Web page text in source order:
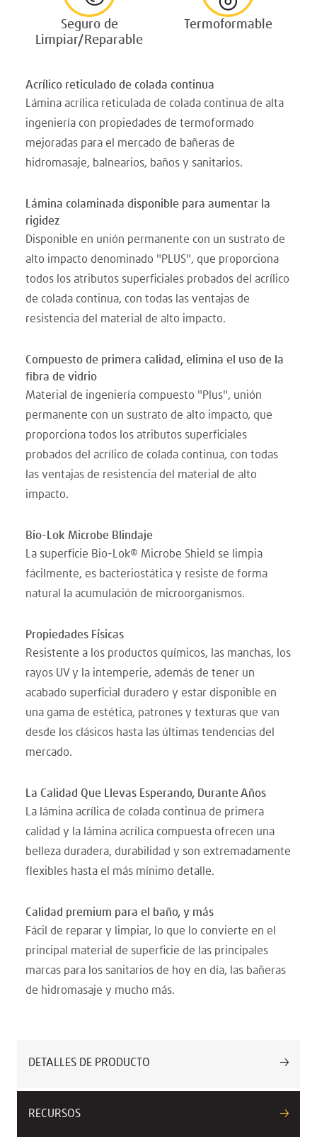
Seguro de
Limpiar/Reparable
Termoformable
Acrílico reticulado de colada continua
Lámina acrílica reticulada de colada continua de alta
ingeniería con propiedades de termoformado
mejoradas para el mercado de bañeras de
hidromasaje, balnearios, baños y sanitarios.
Lámina colaminada disponible para aumentar la
rigidez
Disponible en unión permanente con un sustrato de
alto impacto denominado "PLUS", que proporciona
todos los atributos superficiales probados del acrílico
de colada continua, con todas las ventajas de
resistencia del material de alto impacto.
Compuesto de primera calidad, elimina el uso de la
fibra de vidrio
Material de ingeniería compuesto "Plus", unión
permanente con un sustrato de alto impacto, que
proporciona todos los atributos superficiales
probados del acrílico de colada continua, con todas
las ventajas de resistencia del material de alto
impacto.
Bio-Lok Microbe Blindaje
La superficie Bio-Lok® Microbe Shield se limpia
fácilmente, es bacteriostática y resiste de forma
natural la acumulación de microorganismos.
Propiedades Físicas
Resistente a los productos químicos, las manchas, los
rayos UV y la intemperie, además de tener un
acabado superficial duradero y estar disponible en
una gama de estética, patrones y texturas que van
desde los clásicos hasta las últimas tendencias del
mercado.
La Calidad Que Llevas Esperando, Durante Años
La lámina acrílica de colada continua de primera
calidad y la lámina acrílica compuesta ofrecen una
belleza duradera, durabilidad y son extremadamente
flexibles hasta el más mínimo detalle.
Calidad premium para el baño, y más
Fácil de reparar y limpiar, lo que lo convierte en el
principal material de superficie de las principales
marcas para los sanitarios de hoy en día, las bañeras
de hidromasaje y mucho más.
DETALLES DE PRODUCTO
RECURSOS